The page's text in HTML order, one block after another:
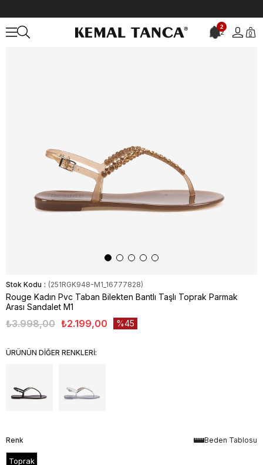
2
2 0
Stok Kodu (251RGK948-M1_16777828)
Rouge Kadın Pvc Taban Bilekten Bantlı Taşlı Toprak Parmak
Arası Sandalet M1
₺3.998,00 ₺2.199,00 45
ÜRÜNÜN DİĞER RENKLERİ:
Beden Tablosu
Renk
Toprak